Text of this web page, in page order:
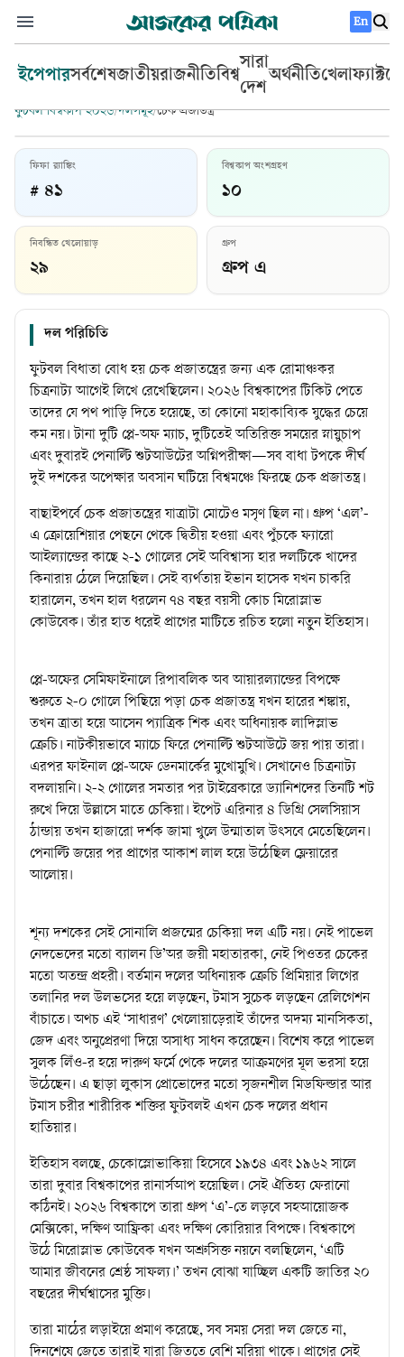
En
ইপেপারসর্বশেষজাতীয়রাজনীতিবিশ্ব
সারা
দেশ
অর্থনীতিখেলা
ফুটবল বিশ্বকাপ ২০২৬/দলসমূহ/চেক প্রজাতন্ত্র
চেক প্রজাতন্ত্র
ফিফা র‍্যাঙ্কিং
# ৪১
বিশ্বকাপ অংশগ্রহণ
১০
নিবন্ধিত খেলোয়াড়
২৯
গ্রুপ
গ্রুপ এ
দল পরিচিতি
ফুটবল বিধাতা বোধ হয় চেক প্রজাতন্ত্রের জন্য এক রোমাঞ্চকর
চিত্রনাট্য আগেই লিখে রেখেছিলেন। ২০২৬ বিশ্বকাপের টিকিট পেতে
তাদের যে পথ পাড়ি দিতে হয়েছে, তা কোনো মহাকাব্যিক যুদ্ধের চেয়ে
কম নয়। টানা দুটি প্লে-অফ ম্যাচ, দুটিতেই অতিরিক্ত সময়ের স্নায়ুচাপ
এবং দুবারই পেনাল্টি শুটআউটের অগ্নিপরীক্ষা—সব বাধা টপকে দীর্ঘ
দুই দশকের অপেক্ষার অবসান ঘটিয়ে বিশ্বমঞ্চে ফিরছে চেক প্রজাতন্ত্র।
বাছাইপর্বে চেক প্রজাতন্ত্রের যাত্রাটা মোটেও মসৃণ ছিল না। গ্রুপ ‘এল’-
এ ক্রোয়েশিয়ার পেছনে থেকে দ্বিতীয় হওয়া এবং পুঁচকে ফ্যারো
আইল্যান্ডের কাছে ২-১ গোলের সেই অবিশ্বাস্য হার দলটিকে খাদের
কিনারায় ঠেলে দিয়েছিল। সেই ব্যর্থতায় ইভান হাসেক যখন চাকরি
হারালেন, তখন হাল ধরলেন ৭৪ বছর বয়সী কোচ মিরোস্লাভ
কোউবেক। তাঁর হাত ধরেই প্রাগের মাটিতে রচিত হলো নতুন ইতিহাস।
প্লে-অফের সেমিফাইনালে রিপাবলিক অব আয়ারল্যান্ডের বিপক্ষে
শুরুতে ২-০ গোলে পিছিয়ে পড়া চেক প্রজাতন্ত্র যখন হারের শঙ্কায়,
তখন ত্রাতা হয়ে আসেন প্যাত্রিক শিক এবং অধিনায়ক লাদিস্লাভ
ক্রেচি। নাটকীয়ভাবে ম্যাচে ফিরে পেনাল্টি শুটআউটে জয় পায় তারা।
এরপর ফাইনাল প্লে-অফে ডেনমার্কের মুখোমুখি। সেখানেও চিত্রনাট্য
বদলায়নি। ২-২ গোলের সমতার পর টাইব্রেকারে ড্যানিশদের তিনটি শট
রুখে দিয়ে উল্লাসে মাতে চেকিয়া। ইপেট এরিনার ৪ ডিগ্রি সেলসিয়াস
ঠান্ডায় তখন হাজারো দর্শক জামা খুলে উন্মাতাল উৎসবে মেতেছিলেন।
পেনাল্টি জয়ের পর প্রাগের আকাশ লাল হয়ে উঠেছিল ফ্লেয়ারের
আলোয়।
শূন্য দশকের সেই সোনালি প্রজন্মের চেকিয়া দল এটি নয়। নেই পাভেল
নেদভেদের মতো ব্যালন ডি’অর জয়ী মহাতারকা, নেই পিওতর চেকের
মতো অতন্দ্র প্রহরী। বর্তমান দলের অধিনায়ক ক্রেচি প্রিমিয়ার লিগের
তলানির দল উলভসের হয়ে লড়ছেন, টমাস সুচেক লড়ছেন রেলিগেশন
বাঁচাতে। অথচ এই ‘সাধারণ’ খেলোয়াড়েরাই তাঁদের অদম্য মানসিকতা,
জেদ এবং অনুপ্রেরণা দিয়ে অসাধ্য সাধন করেছেন। বিশেষ করে পাভেল
সুলক লিঁও-র হয়ে দারুণ ফর্মে থেকে দলের আক্রমণের মূল ভরসা হয়ে
উঠেছেন। এ ছাড়া লুকাস প্রোভোদের মতো সৃজনশীল মিডফিল্ডার আর
টমাস চরীর শারীরিক শক্তির ফুটবলই এখন চেক দলের প্রধান
হাতিয়ার।
ইতিহাস বলছে, চেকোস্লোভাকিয়া হিসেবে ১৯৩৪ এবং ১৯৬২ সালে
তারা দুবার বিশ্বকাপের রানার্সআপ হয়েছিল। সেই ঐতিহ্য ফেরানো
কঠিনই। ২০২৬ বিশ্বকাপে তারা গ্রুপ ‘এ’-তে লড়বে সহআয়োজক
মেক্সিকো, দক্ষিণ আফ্রিকা এবং দক্ষিণ কোরিয়ার বিপক্ষে। বিশ্বকাপে
উঠে মিরোস্লাভ কোউবেক যখন অশ্রুসিক্ত নয়নে বলছিলেন, ‘এটি
আমার জীবনের শ্রেষ্ঠ সাফল্য।’ তখন বোঝা যাচ্ছিল একটি জাতির ২০
বছরের দীর্ঘশ্বাসের মুক্তি।
তারা মাঠের লড়াইয়ে প্রমাণ করেছে, সব সময় সেরা দল জেতে না,
দিনশেষে জেতে তারাই যারা জিততে বেশি মরিয়া থাকে। প্রাগের সেই